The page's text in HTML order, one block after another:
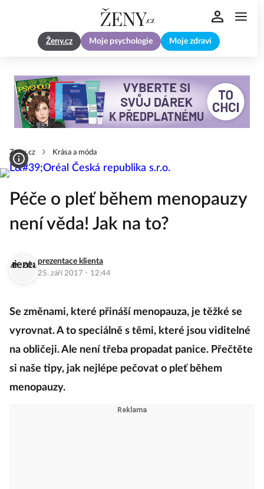
Ženy.cz Moje psychologie Moje zdraví
Zeny.cz Krása a móda
Péče o pleť během menopauzy
není věda! Jak na to?
prezentace klienta
25. září 2017 · 12:44
Se změnami, které přináší menopauza, je těžké se
vyrovnat. A to speciálně s těmi, které jsou viditelné
na obličeji. Ale není třeba propadat panice. Přečtěte
si naše tipy, jak nejlépe pečovat o pleť během
menopauzy.